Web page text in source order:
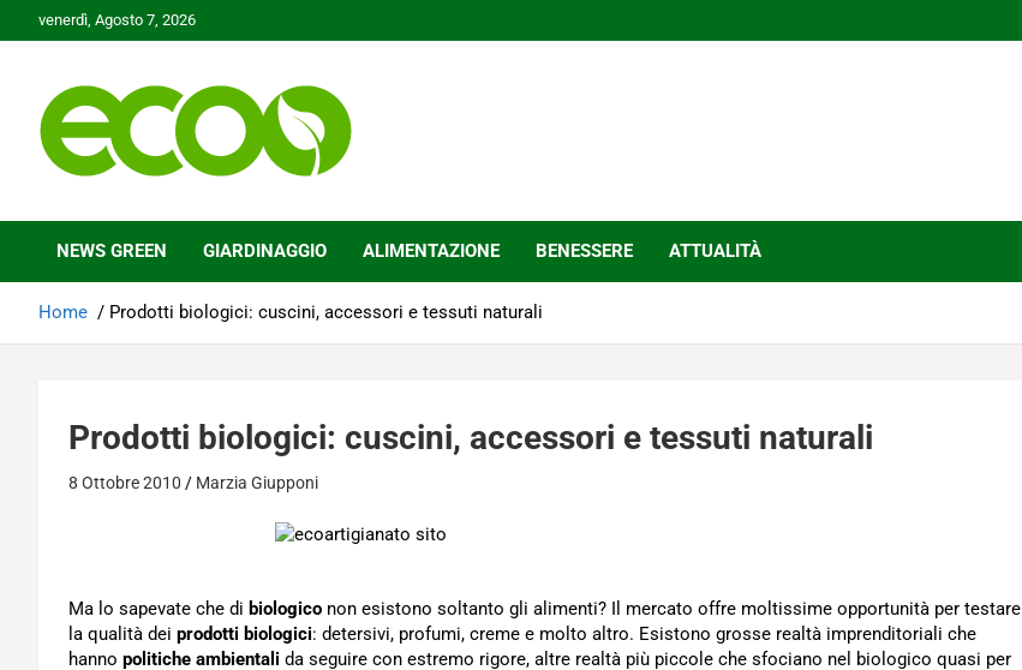
to
venerdì, Agosto 7, 2026
Ecoo.it
NEWS GREEN GIARDINAGGIO ALIMENTAZIONE BENESSERE ATTUALITÀ
Home Prodotti biologici: cuscini, accessori e tessuti naturali
Prodotti biologici: cuscini, accessori e tessuti naturali
8 Ottobre 2010 Marzia Giupponi
Ma lo sapevate che di biologico non esistono soltanto gli alimenti? Il mercato offre moltissime opportunità per testare
la qualità dei prodotti biologici: detersivi, profumi, creme e molto altro. Esistono grosse realtà imprenditoriali che
hanno politiche ambientali da seguire con estremo rigore, altre realtà più piccole che sfociano nel biologico quasi per